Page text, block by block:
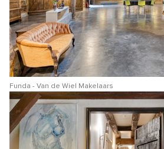
Funda - Van de Wiel Makelaars